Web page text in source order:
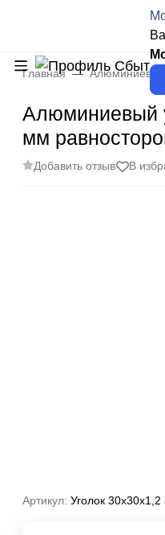
Главная Алюминиевый
Алюминиевый
мм
Добавить отзыв В
Артикул: Уголок